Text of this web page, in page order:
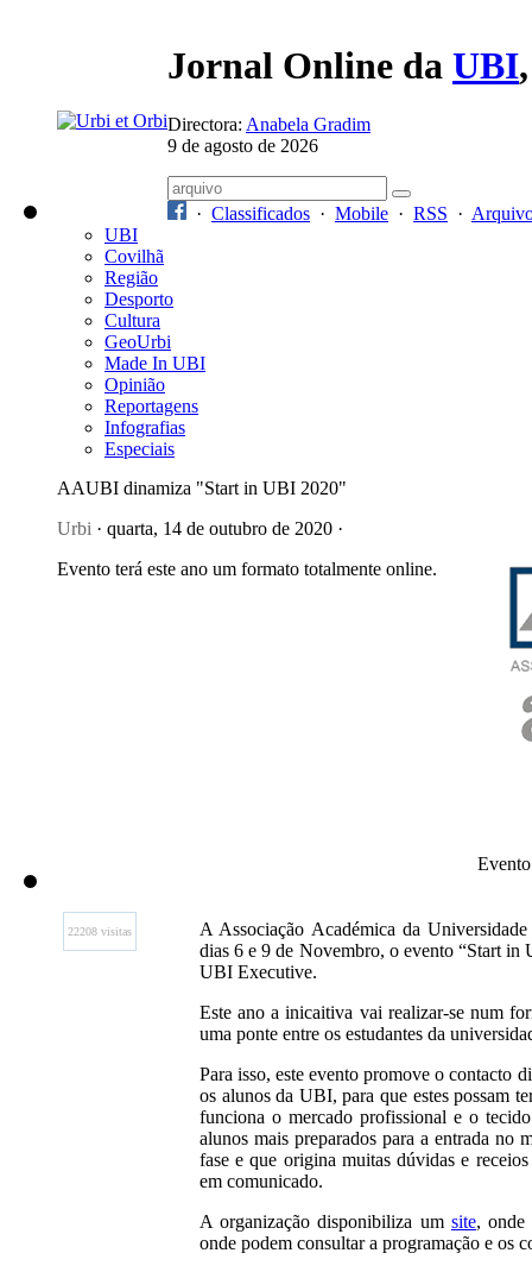
Jornal Online da UBI
Directora: Anabela Gradim
9 de agosto de 2026
· Classificados · Mobile · RSS ·
UBI
Covilhã
Região
Desporto
Cultura
GeoUrbi
Made In UBI
Opinião
Reportagens
Infografias
Especiais
AAUBI dinamiza "Start in UBI 2020"
Urbi · quarta, 14 de outubro de 2020 ·
Evento terá este ano um formato totalmente online.
22208 visitas
A Associação Académica da
dias 6 e 9 de Novembro, o evento “Start
UBI Executive.
Este ano a inicaitiva vai realizar-se num
uma ponte entre os estudantes da
Para isso, este evento promove o contacto
os alunos da UBI, para que estes possam
funciona o mercado profissional e o
alunos mais preparados para a entrada no
fase e que origina muitas dúvidas e
em comunicado.
A organização disponibiliza um site, onde
onde podem consultar a programação e os